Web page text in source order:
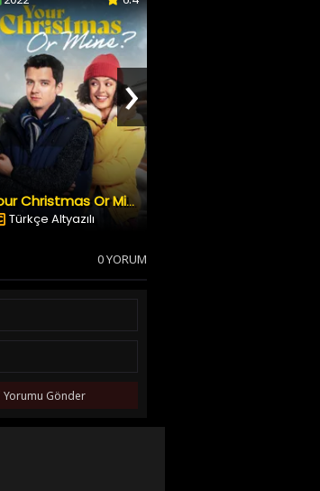
Your Christmas Or Mine?
Türkçe Altyazılı
›
0 YORUM
Yorumu Gönder